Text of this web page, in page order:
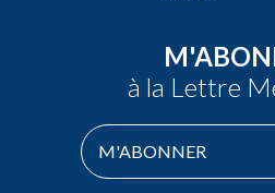
à la Lettre
M'ABONNER